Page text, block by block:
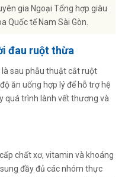
gia Ngoại Tổng hợp giàu
Quốc tế Nam Sài Gòn.
đau ruột thừa
sau phẫu thuật cắt ruột
ăn uống hợp lý để hỗ trợ hệ
quá trình lành vết thương và
chất xơ, vitamin và khoáng
đầy đủ các nhóm thực